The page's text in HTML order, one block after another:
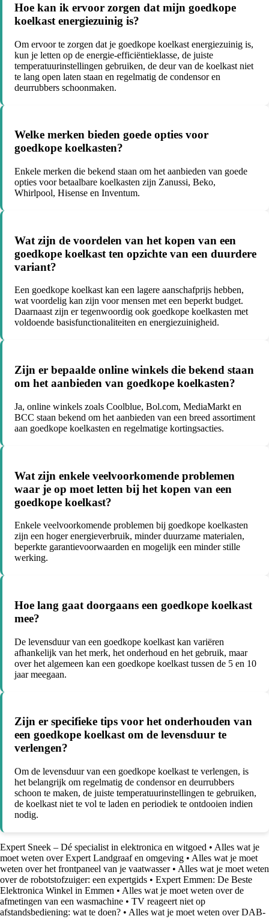
Hoe kan ik ervoor zorgen dat mijn goedkope
koelkast energiezuinig is?
Om ervoor te zorgen dat je goedkope koelkast energiezuinig is,
kun je letten op de energie-efficiëntieklasse, de juiste
temperatuurinstellingen gebruiken, de deur van de koelkast niet
te lang open laten staan en regelmatig de condensor en
deurrubbers schoonmaken.
Welke merken bieden goede opties voor
goedkope koelkasten?
Enkele merken die bekend staan om het aanbieden van goede
opties voor betaalbare koelkasten zijn Zanussi, Beko,
Whirlpool, Hisense en Inventum.
Wat zijn de voordelen van het kopen van een
goedkope koelkast ten opzichte van een duurdere
variant?
Een goedkope koelkast kan een lagere aanschafprijs hebben,
wat voordelig kan zijn voor mensen met een beperkt budget.
Daarnaast zijn er tegenwoordig ook goedkope koelkasten met
voldoende basisfunctionaliteiten en energiezuinigheid.
Zijn er bepaalde online winkels die bekend staan
om het aanbieden van goedkope koelkasten?
Ja, online winkels zoals Coolblue, Bol.com, MediaMarkt en
BCC staan bekend om het aanbieden van een breed assortiment
aan goedkope koelkasten en regelmatige kortingsacties.
Wat zijn enkele veelvoorkomende problemen
waar je op moet letten bij het kopen van een
goedkope koelkast?
Enkele veelvoorkomende problemen bij goedkope koelkasten
zijn een hoger energieverbruik, minder duurzame materialen,
beperkte garantievoorwaarden en mogelijk een minder stille
werking.
Hoe lang gaat doorgaans een goedkope koelkast
mee?
De levensduur van een goedkope koelkast kan variëren
afhankelijk van het merk, het onderhoud en het gebruik, maar
over het algemeen kan een goedkope koelkast tussen de 5 en 10
jaar meegaan.
Zijn er specifieke tips voor het onderhouden van
een goedkope koelkast om de levensduur te
verlengen?
Om de levensduur van een goedkope koelkast te verlengen, is
het belangrijk om regelmatig de condensor en deurrubbers
schoon te maken, de juiste temperatuurinstellingen te gebruiken,
de koelkast niet te vol te laden en periodiek te ontdooien indien
nodig.
Expert Sneek – Dé specialist in elektronica en witgoed • Alles wat je
moet weten over Expert Landgraaf en omgeving • Alles wat je moet
weten over het frontpaneel van je vaatwasser• Alles wat je moet weten
over de robotstofzuiger: een expertgids • Expert Emmen: De Beste
Elektronica Winkel in Emmen • Alles wat je moet weten over de
afmetingen van een wasmachine • TV reageert niet op
afstandsbediening: wat te doen? • Alles wat je moet weten over DAB-